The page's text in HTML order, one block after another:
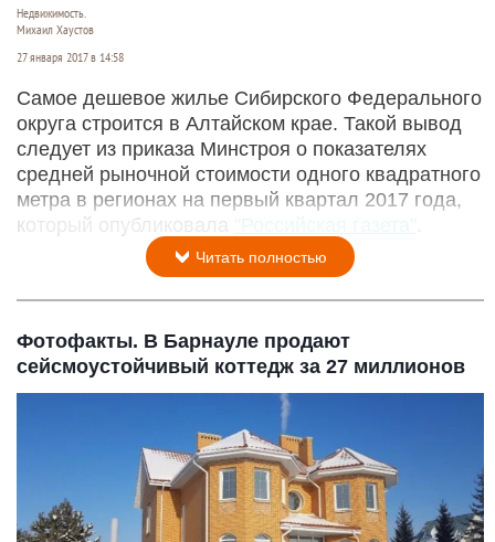
Недвижимость.
Михаил Хаустов
27 января 2017 в 14:58
Самое дешевое жилье Сибирского Федерального
округа строится в Алтайском крае. Такой вывод
следует из приказа Минстроя о показателях
средней рыночной стоимости одного квадратного
метра в регионах на первый квартал 2017 года,
который опубликовала "Российская газета"
Читать полностью
Фотофакты. В Барнауле продают
сейсмоустойчивый коттедж за 27 миллионов